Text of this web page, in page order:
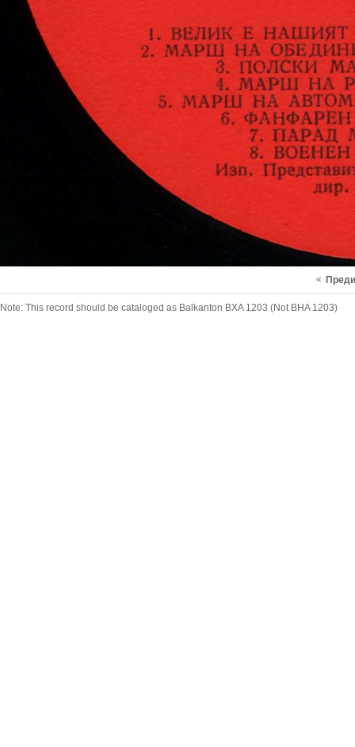
«
Note: This record should be cataloged as Balkanton BXA 1203 (Not BHA 1203)